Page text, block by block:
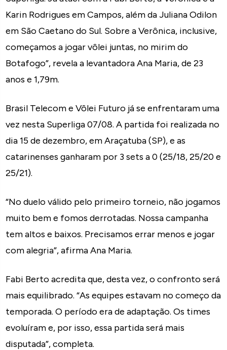
Karin Rodrigues em Campos, além da Juliana Odilon
em São Caetano do Sul. Sobre a Verônica, inclusive,
começamos a jogar vôlei juntas, no mirim do
Botafogo”, revela a levantadora Ana Maria, de 23
anos e 1,79m.
Brasil Telecom e Vôlei Futuro já se enfrentaram uma
vez nesta Superliga 07/08. A partida foi realizada no
dia 15 de dezembro, em Araçatuba (SP), e as
catarinenses ganharam por 3 sets a 0 (25/18, 25/20 e
25/21).
“No duelo válido pelo primeiro torneio, não jogamos
muito bem e fomos derrotadas. Nossa campanha
tem altos e baixos. Precisamos errar menos e jogar
com alegria”, afirma Ana Maria.
Fabi Berto acredita que, desta vez, o confronto será
mais equilibrado. “As equipes estavam no começo da
temporada. O período era de adaptação. Os times
evoluíram e, por isso, essa partida será mais
disputada”, completa.